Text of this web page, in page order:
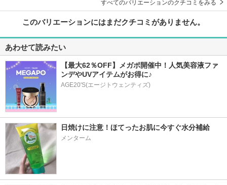
すべてのバリエーションのクチコミをみる
このバリエーションにはまだクチコミがありません。
あわせて読みたい
【最大62％OFF】メガポ開催中！人気美容液ファ
ンデやUVアイテムがお得に♪
AGE20'S(エージトウェンティズ)
日焼けに注意！ほてったお肌に今すぐ水分補給
メンターム